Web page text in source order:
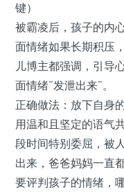
键）
被霸凌后，孩子的内
面情绪如果长期积压
儿博主都强调，引导
面情绪“发泄出来”。
正确做法：放下自身
用温和且坚定的语气
段时间特别委屈，被
出来，爸爸妈妈一直
要评判孩子的情绪，